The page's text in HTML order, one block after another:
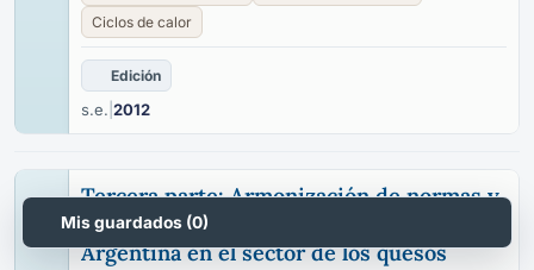
Ciclos de calor
Edición
s.e. 2012
Tercera parte: Armonización de normas y
legislación entre la Unión Europea y la
Argentina en el sector de los quesos
Mis guardados (0)